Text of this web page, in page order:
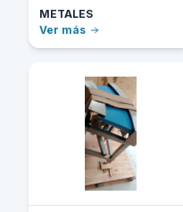
METALES
Ver más